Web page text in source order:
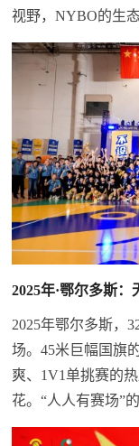
视野，NYBO的生
2025年·鄂尔多斯
2025年鄂尔多斯，
场。45米巨幅国旗
爽、1V1单挑赛的
花。“人人有赛场”